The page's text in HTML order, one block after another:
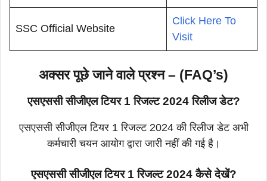
SSC Official Website
Click Here To
Visit
अक्सर पूछे जाने वाले प्रश्न – (FAQ’s)
एसएससी सीजीएल टियर 1 रिजल्ट 2024 रिलीज डेट?
एसएससी सीजीएल टियर 1 रिजल्ट 2024 की रिलीज डेट अभी
कर्मचारी चयन आयोग द्वारा जारी नहीं की गई है।
एसएससी सीजीएल टियर 1 रिजल्ट 2024 कैसे देखें?